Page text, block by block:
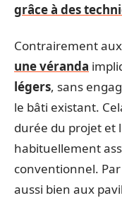
grâce à des
Contrairement
une véranda
légers, sans
le bâti existant.
durée du projet et
habituellement
conventionnel.
aussi bien aux